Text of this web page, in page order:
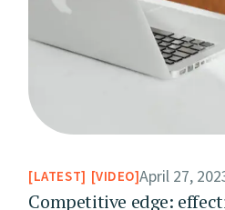
LATEST VIDEO April 27,
Competitive edge: